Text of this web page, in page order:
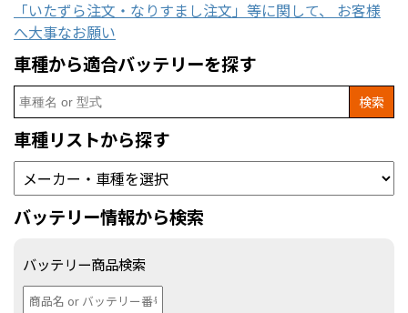
「いたずら注文・なりすまし注文」等に関して、 お客様
へ大事なお願い
車種から適合バッテリーを探す
Search
for:
車種リストから探す
バッテリー情報から検索
バッテリー商品検索